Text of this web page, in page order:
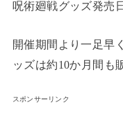
呪術廻戦グッズ発売
開催期間より一足早
ッズは約10か月間も
スポンサーリンク